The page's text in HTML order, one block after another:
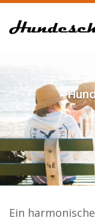
to
Ein